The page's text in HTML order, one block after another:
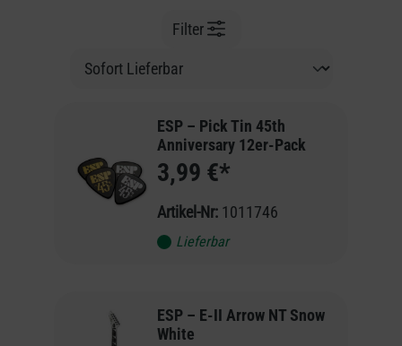
Filter
ESP – Pick Tin 45th
Anniversary 12er-Pack
3,99 €*
Artikel-Nr: 1011746
Lieferbar
ESP – E-II Arrow NT Snow
White